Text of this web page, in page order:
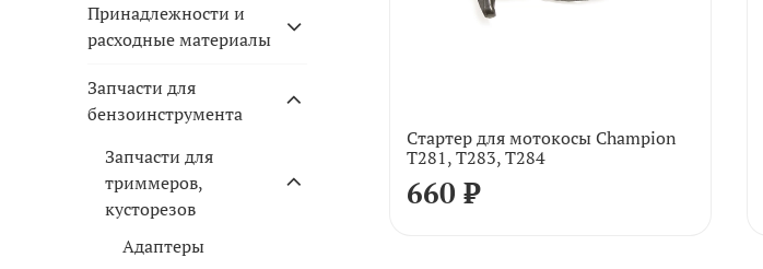
Стартер для мотокосы Champion
T281, T283, T284
660 ₽
Принадлежности и
расходные материалы
Запчасти для
бензоинструмента
Запчасти для
триммеров,
кусторезов
Адаптеры